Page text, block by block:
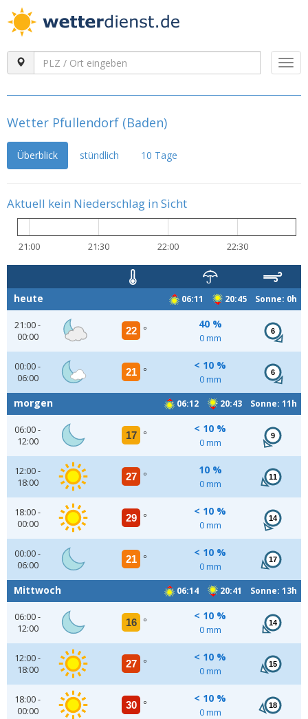
Wetter Pfullendorf (Baden)
Überblick stündlich 10 Tage
Aktuell kein Niederschlag in Sicht
21:00 21:30 22:00 22:30
06:11 20:45 Sonne: 0h
heute
21:00 -
00:00
22 °
40 %
0 mm
6
00:00 -
06:00
21 °
< 10 %
0 mm
6
06:12 20:43 Sonne: 11h
morgen
06:00 -
12:00
17 °
< 10 %
0 mm
9
12:00 -
18:00
27 °
10 %
0 mm
11
18:00 -
00:00
29 °
< 10 %
0 mm
14
00:00 -
06:00
21 °
< 10 %
0 mm
17
06:14 20:41 Sonne: 13h
Mittwoch
06:00 -
12:00
16 °
< 10 %
0 mm
14
12:00 -
18:00
27 °
< 10 %
0 mm
15
18:00 -
00:00
30 °
< 10 %
0 mm
18